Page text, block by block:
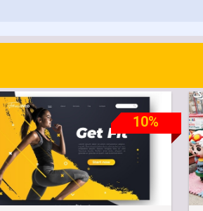
10%